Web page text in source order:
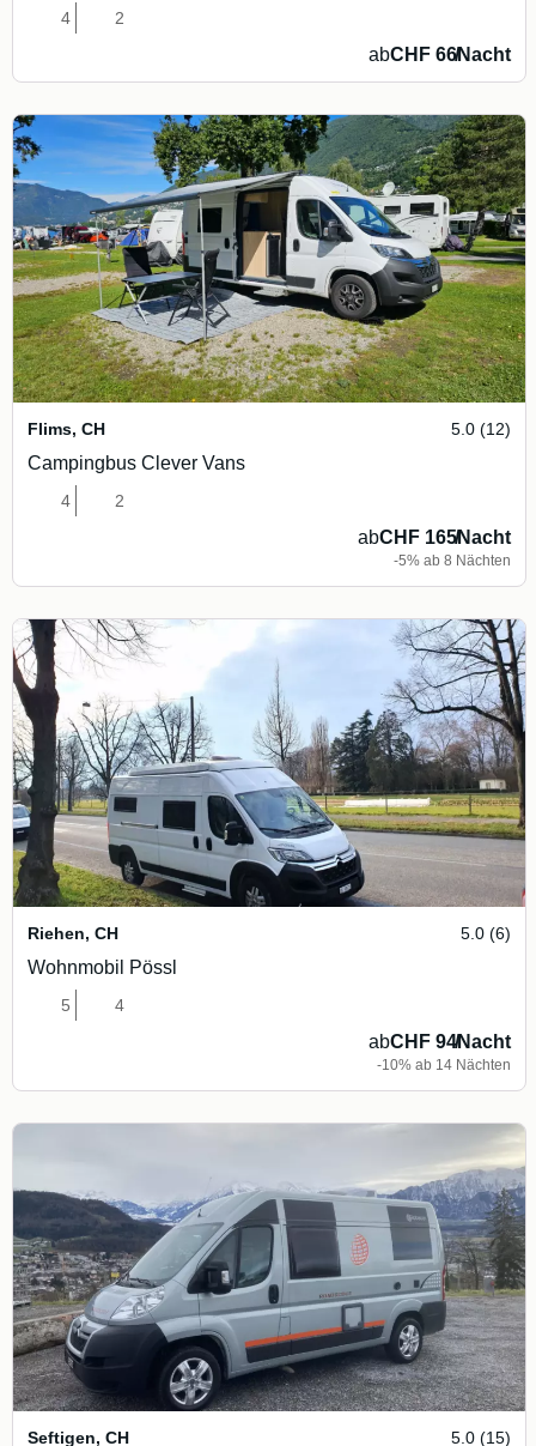
4 2
abCHF 66/Nacht
Flims, CH 5.0 (12)
Campingbus Clever Vans
4 2
abCHF 165/Nacht
-5% ab 8 Nächten
Riehen, CH 5.0 (6)
Wohnmobil Pössl
5 4
abCHF 94/Nacht
-10% ab 14 Nächten
Seftigen, CH 5.0 (15)